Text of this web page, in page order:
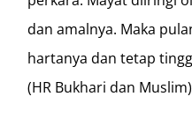
dan amalnya. Maka
hartanya dan tetap
(HR Bukhari dan Muslim)